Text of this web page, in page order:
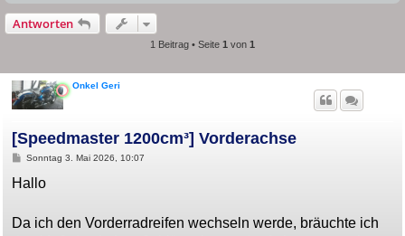
Antworten
1 Beitrag • Seite 1 von 1
Onkel Geri
[Speedmaster 1200cm³] Vorderachse
B
i
t
g
Sonntag 3. Mai 2026, 10:07
Hallo
Da ich den Vorderradreifen wechseln werde, bräuchte ich